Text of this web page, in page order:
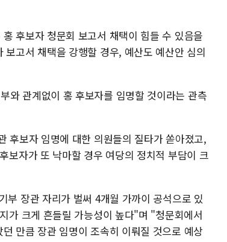
후보자 청문회 보고서 채택이 힘들 수 있음을
고서 채택을 강행할 경우, 예산도 예산안 심의
와 관계없이 홍 후보자를 임명할 것이라는 관측
후보자 임명에 대한 의원들의 질타가 쏟아졌고,
보자가 또 낙마할 경우 여당의 정치적 부담이 크
부 장관 자리가 벌써 4개월 가까이 공석으로 있
가 크게 흔들릴 가능성이 높다"며 "청문회에서
만큼 장관 임명이 조속히 이뤄질 것으로 예상